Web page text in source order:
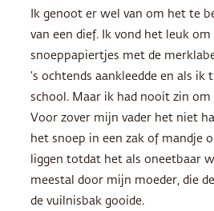
Ik genoot er wel van om het te
van een dief. Ik vond het leuk om
snoeppapiertjes met de
’s ochtends aankleedde en als
school. Maar ik had nooit zin om
Voor zover mijn vader het niet
het snoep in een zak of mandje
liggen totdat het als oneetbaar
meestal door mijn moeder, die
de vuilnisbak gooide.